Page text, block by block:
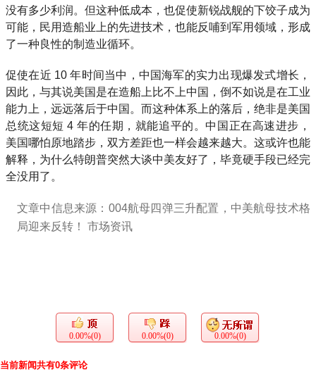
没有多少利润。但这种低成本，也促使新锐战舰的下饺子成为
可能，民用造船业上的先进技术，也能反哺到军用领域，形成
了一种良性的制造业循环。
促使在近 10 年时间当中，中国海军的实力出现爆发式增长，
因此，与其说美国是在造船上比不上中国，倒不如说是在工业
能力上，远远落后于中国。而这种体系上的落后，绝非是美国
总统这短短 4 年的任期，就能追平的。中国正在高速进步，
美国哪怕原地踏步，双方差距也一样会越来越大。这或许也能
解释，为什么特朗普突然大谈中美友好了，毕竟硬手段已经完
全没用了。
文章中信息来源：004航母四弹三升配置，中美航母技术格
局迎来反转！ 市场资讯
0.00%(0) 0.00%(0) 0.00%(0)
当前新闻共有0条评论